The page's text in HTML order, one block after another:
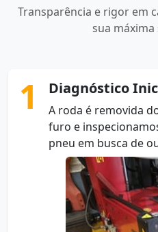
Transparência e rigor em
sua máxima
1 Diagnóstico
A roda é removida
furo e
pneu em busca de